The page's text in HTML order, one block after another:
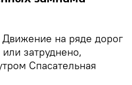
Движение на ряде дорог
затруднено,
Спасательная